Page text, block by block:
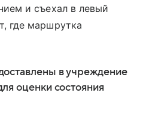
и съехал в левый
где маршрутка
в учреждение
оценки состояния